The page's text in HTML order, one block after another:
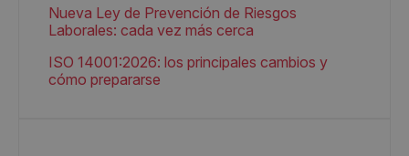
Nueva Ley de Prevención de Riesgos
Laborales: cada vez más cerca
ISO 14001:2026: los principales cambios y
cómo prepararse